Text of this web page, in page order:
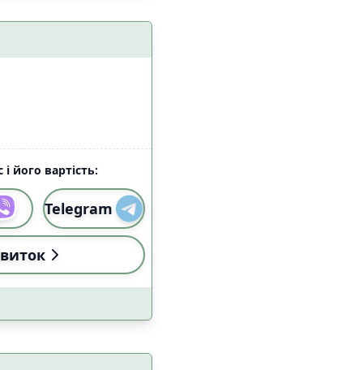
Starlink 9
Застосувати
його вартість:
Telegram